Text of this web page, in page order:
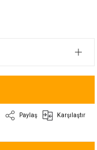
Paylaş Karşılaştır